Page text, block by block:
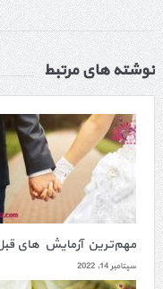
نوشته های مرتبط
مهم‌ترین آزمایش های قبل
سپتامبر 14, 2022